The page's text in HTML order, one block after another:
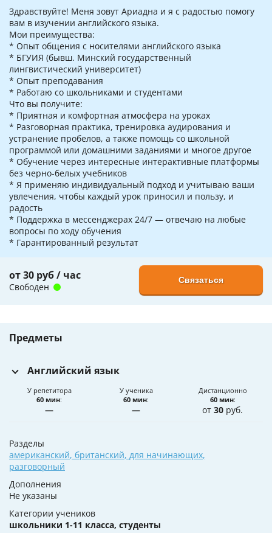
Здравствуйте! Меня зовут Ариадна и я с радостью помогу
вам в изучении английского языка.
Мои преимущества:
* Опыт общения с носителями английского языка
* БГУИЯ (бывш. Минский государственный
лингвистический университет)
* Опыт преподавания
* Работаю со школьниками и студентами
Что вы получите:
* Приятная и комфортная атмосфера на уроках
* Разговорная практика, тренировка аудирования и
устранение пробелов, а также помощь со школьной
программой или домашними заданиями и многое другое
* Обучение через интересные интерактивные платформы
без черно-белых учебников
* Я применяю индивидуальный подход и учитываю ваши
увлечения, чтобы каждый урок приносил и пользу, и
радость
* Поддержка в мессенджерах 24/7 — отвечаю на любые
вопросы по ходу обучения
* Гарантированный результат
от 30 руб / час
Свободен
Связаться
Предметы
Английский язык
У репетитора
60 мин:
—
У ученика
60 мин:
—
Дистанционно
60 мин:
от30 руб.
Разделы
американский, британский, для начинающих,
разговорный
Дополнения
Не указаны
Категории учеников
школьники 1-11 класса, студенты